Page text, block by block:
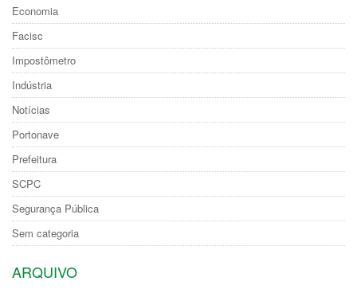
Economia
Facisc
Impostômetro
Indústria
Notícias
Portonave
Prefeitura
SCPC
Segurança Pública
Sem categoria
ARQUIVO